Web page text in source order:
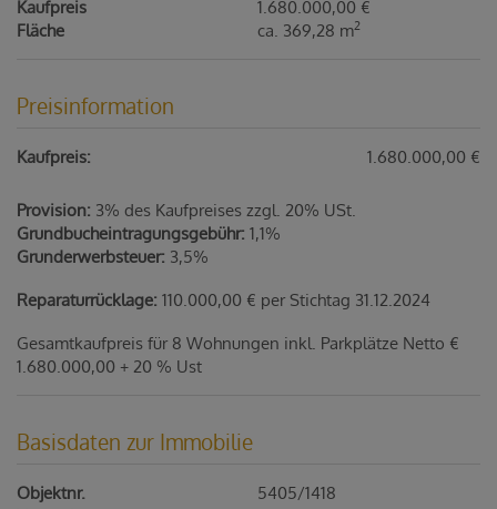
Kaufpreis
1.680.000,00 €
Fläche
ca. 369,28 m2
Preisinformation
Kaufpreis: 1.680.000,00 €
Provision: 3% des Kaufpreises zzgl. 20% USt.
Grundbucheintragungsgebühr: 1,1%
Grunderwerbsteuer: 3,5%
Reparaturrücklage: 110.000,00 € per Stichtag 31.12.2024
Gesamtkaufpreis für 8 Wohnungen inkl. Parkplätze Netto €
1.680.000,00 + 20 % Ust
Basisdaten zur Immobilie
Objektnr.
5405/1418